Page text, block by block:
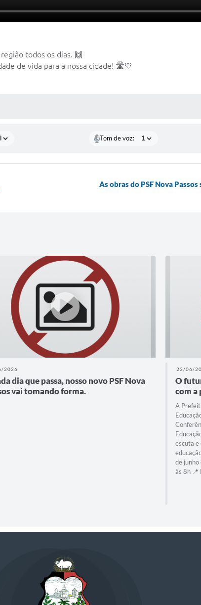
todos os dias. 🙌
de vida para a nossa cidade! 🛣️💙
Tom de voz:
As obras do PSF Nova
2026
dia que passa, nosso novo PSF Nova
vai tomando forma.
23/06/
O
com a
A
escuta e
de
às 8h 📍